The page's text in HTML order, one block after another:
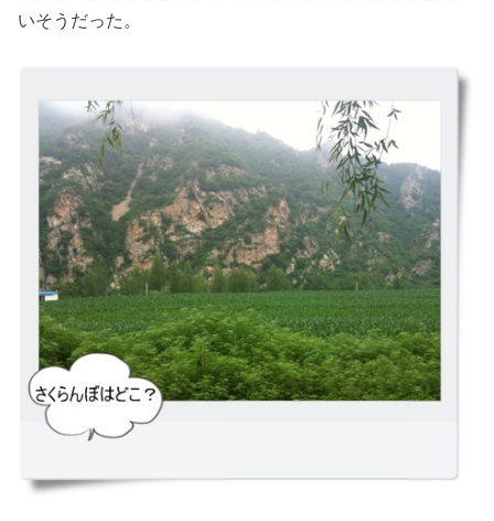
いそうだった。